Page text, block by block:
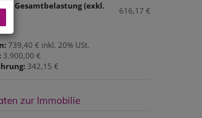
Gesamtbelastung (exkl.
616,17 €
739,40 € inkl. 20% USt.
3.900,00 €
342,15 €
zur Immobilie